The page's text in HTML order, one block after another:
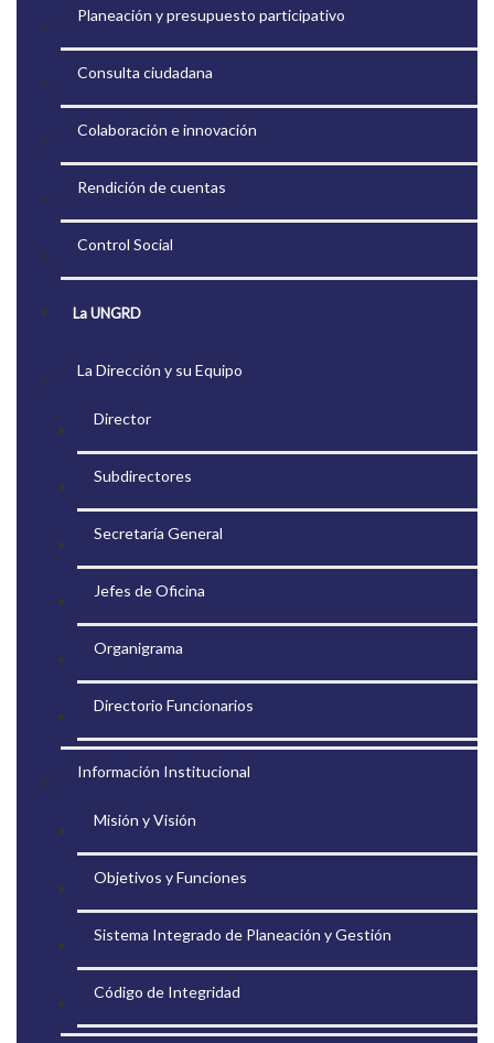
Planeación y presupuesto participativo
Consulta ciudadana
Colaboración e innovación
Rendición de cuentas
Control Social
La UNGRD
La Dirección y su Equipo
Director
Subdirectores
Secretaría General
Jefes de Oficina
Organigrama
Directorio Funcionarios
Información Institucional
Misión y Visión
Objetivos y Funciones
Sistema Integrado de Planeación y Gestión
Código de Integridad